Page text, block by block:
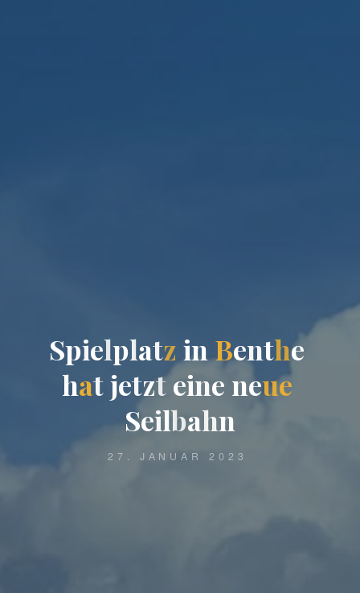
Spielplatzin Benthe
hatjetzt eineneue
Seilbahn
27. JANUAR 2023